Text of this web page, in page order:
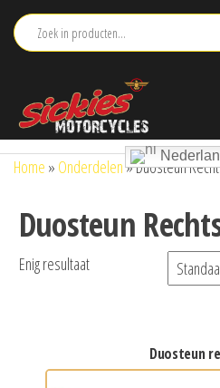
naar
Home » Onderdelen»Duosteun
Duosteun
Enig resultaat
duosteun